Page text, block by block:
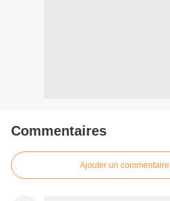
Commentaires
Ajouter un commentaire